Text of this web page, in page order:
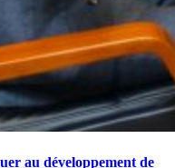
au développement de